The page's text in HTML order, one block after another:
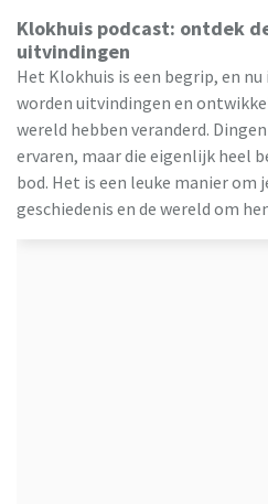
Klokhuis podcast: ontdek
uitvindingen
Het Klokhuis is een begrip, en
worden uitvindingen en
wereld hebben veranderd.
ervaren, maar die eigenlijk heel
bod. Het is een leuke manier om
geschiedenis en de wereld om